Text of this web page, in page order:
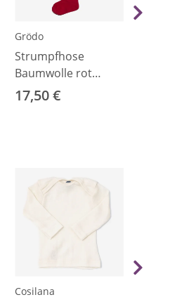
Grödo
Strumpfhose
Baumwolle rot
92/98
17,50 €
Cosilana